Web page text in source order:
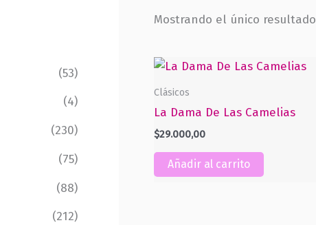
(53)
(4)
(230)
(75)
(88)
(212)
Mostrando el único resultado
Clásicos
La Dama De Las Camelias
$29.000,00
Añadir al carrito